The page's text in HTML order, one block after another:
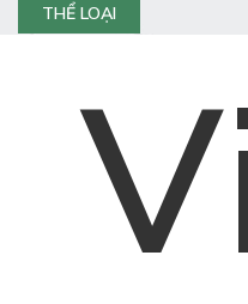
THỂ LOẠI